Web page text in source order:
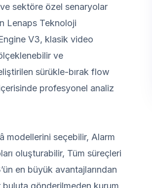
sektöre özel senaryolar
Lenaps Teknoloji
V3, klasik video
ve
sürükle-bırak flow
profesyonel analiz
modellerini seçebilir, Alarm
oluşturabilir, Tüm süreçleri
en büyük avantajlarından
buluta gönderilmeden kurum